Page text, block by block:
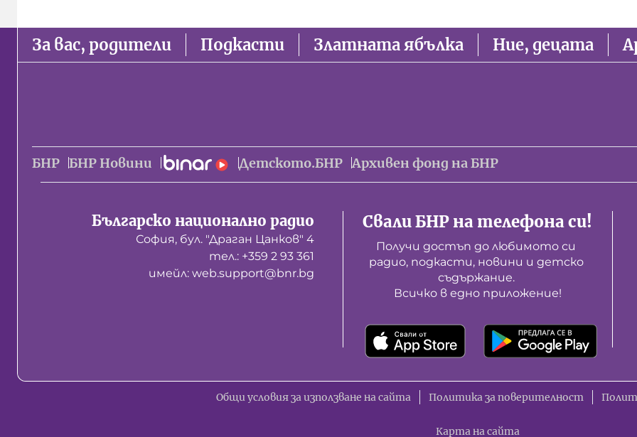
За вас, родители Подкасти Златната ябълка Ние, децата
БНР БНР Новини Детското.БНР Архивен фонд на БНР
Българско национално радио
София, бул. "Драган Цанков" 4
тел.: +359 2 93 361
имейл: web.support@bnr.bg
Свали БНР на телефона си!
Получи достъп до любимото си
радио, подкасти, новини и детско
съдържание.
Всичко в едно приложение!
Общи условия за използване на сайта Политика за поверителност
Карта на сайта